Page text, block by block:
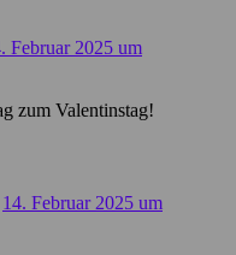
Februar 2025 um
zum Valentinstag!
14. Februar 2025 um